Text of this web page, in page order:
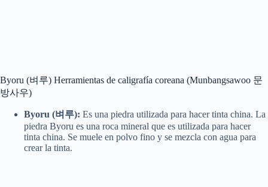
Byoru (벼루) Herramientas de caligrafía coreana (Munbangsawoo 문
방사우)
Byoru (벼루): Es una piedra utilizada para hacer tinta china. La
piedra Byoru es una roca mineral que es utilizada para hacer
tinta china. Se muele en polvo fino y se mezcla con agua para
crear la tinta.